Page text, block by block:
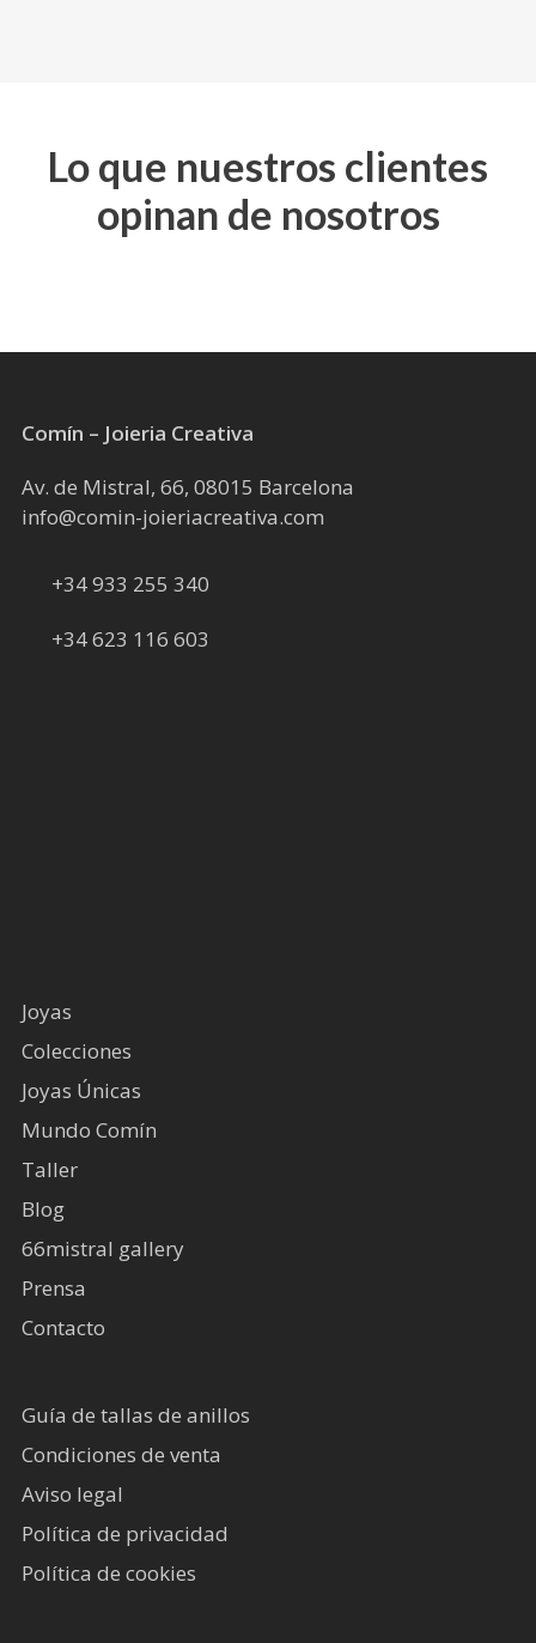
Lo que nuestros clientes
opinan de nosotros
Comín – Joieria Creativa
Av. de Mistral, 66, 08015 Barcelona
info@comin-joieriacreativa.com
+34 933 255 340
+34 623 116 603
Joyas
Colecciones
Joyas Únicas
Mundo Comín
Taller
Blog
66mistral gallery
Prensa
Contacto
Guía de tallas de anillos
Condiciones de venta
Aviso legal
Política de privacidad
Política de cookies